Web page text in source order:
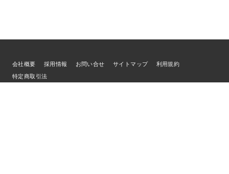
会社概要 採用情報 お問い合せ サイトマップ
利用規約
特定商取引法